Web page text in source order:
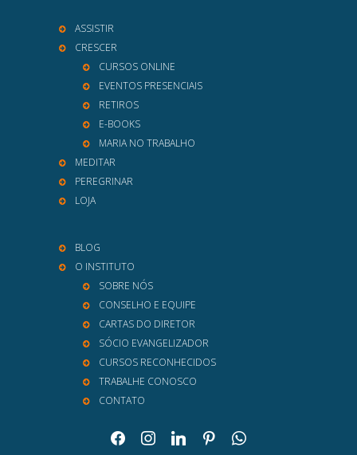
ASSISTIR
CRESCER
CURSOS ONLINE
EVENTOS PRESENCIAIS
RETIROS
E-BOOKS
MARIA NO TRABALHO
MEDITAR
PEREGRINAR
LOJA
BLOG
O INSTITUTO
SOBRE NÓS
CONSELHO E EQUIPE
CARTAS DO DIRETOR
SÓCIO EVANGELIZADOR
CURSOS RECONHECIDOS
TRABALHE CONOSCO
CONTATO
facebookinstagramlinkedinpinterestwhatsapp